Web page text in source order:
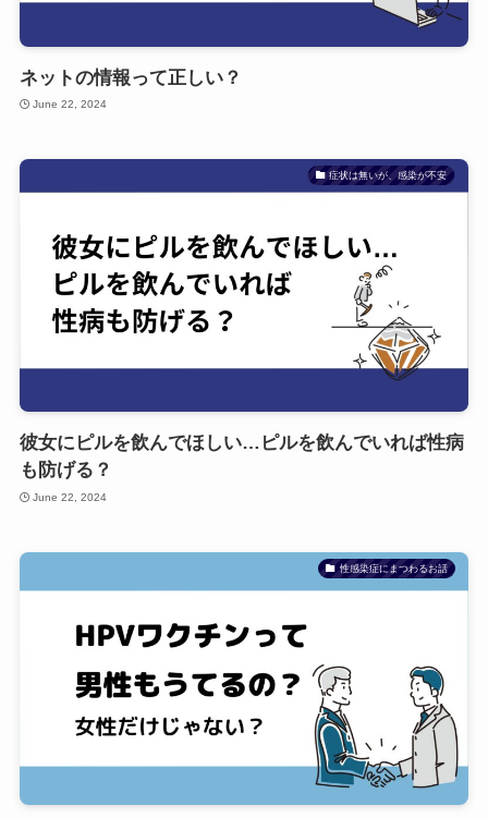
ネットの情報って正しい？
June 22, 2024
症状は無いが、感染が不安
彼女にピルを飲んでほしい…ピルを飲んでいれば性病
も防げる？
June 22, 2024
性感染症にまつわるお話